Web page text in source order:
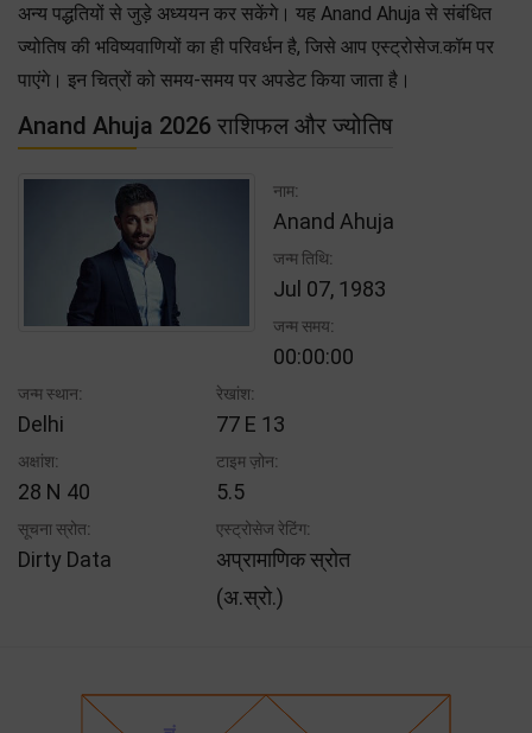
अन्य पद्धतियों से जुड़े अध्ययन कर सकेंगे। यह Anand Ahuja से संबंधित
ज्योतिष की भविष्यवाणियों का ही परिवर्धन है, जिसे आप एस्ट्रोसेज.कॉम पर
पाएंगे। इन चित्रों को समय-समय पर अपडेट किया जाता है।
Anand Ahuja 2026 राशिफल और ज्योतिष
नाम:
Anand Ahuja
जन्म तिथि:
Jul 07, 1983
जन्म समय:
00:00:00
जन्म स्थान:
Delhi
रेखांश:
77 E 13
अक्षांश:
28 N 40
टाइम ज़ोन:
5.5
सूचना स्रोत:
Dirty Data
एस्ट्रोसेज रेटिंग:
अप्रामाणिक स्रोत
(अ.स्रो.)